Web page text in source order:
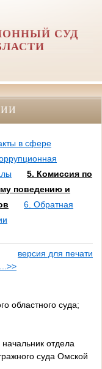
СУД
в сфере
5. Комиссия по
поведению и
6. Обратная
версия для печати
...>>
областного суда;
начальник отдела
суда Омской